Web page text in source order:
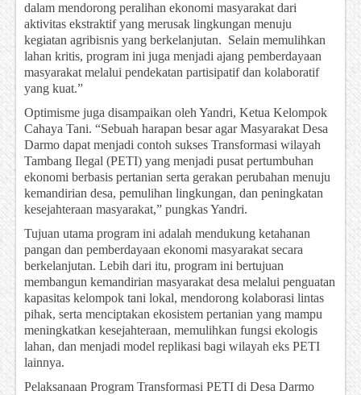
dalam mendorong peralihan ekonomi masyarakat dari
aktivitas ekstraktif yang merusak lingkungan menuju
kegiatan agribisnis yang berkelanjutan. Selain memulihkan
lahan kritis, program ini juga menjadi ajang pemberdayaan
masyarakat melalui pendekatan partisipatif dan kolaboratif
yang kuat.”
Optimisme juga disampaikan oleh Yandri, Ketua Kelompok
Cahaya Tani. “Sebuah harapan besar agar Masyarakat Desa
Darmo dapat menjadi contoh sukses Transformasi wilayah
Tambang Ilegal (PETI) yang menjadi pusat pertumbuhan
ekonomi berbasis pertanian serta gerakan perubahan menuju
kemandirian desa, pemulihan lingkungan, dan peningkatan
kesejahteraan masyarakat,” pungkas Yandri.
Tujuan utama program ini adalah mendukung ketahanan
pangan dan pemberdayaan ekonomi masyarakat secara
berkelanjutan. Lebih dari itu, program ini bertujuan
membangun kemandirian masyarakat desa melalui penguatan
kapasitas kelompok tani lokal, mendorong kolaborasi lintas
pihak, serta menciptakan ekosistem pertanian yang mampu
meningkatkan kesejahteraan, memulihkan fungsi ekologis
lahan, dan menjadi model replikasi bagi wilayah eks PETI
lainnya.
Pelaksanaan Program Transformasi PETI di Desa Darmo